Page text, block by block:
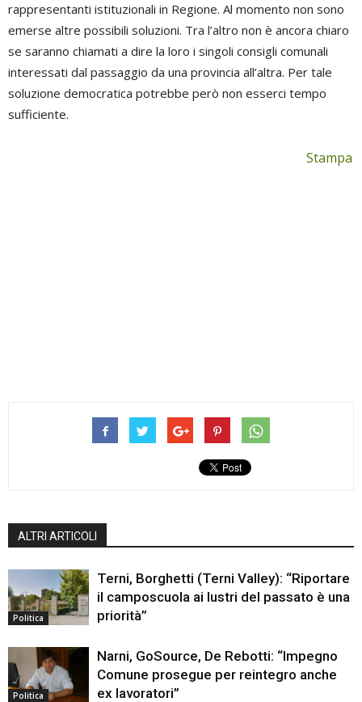
rappresentanti istituzionali in Regione. Al momento non sono
emerse altre possibili soluzioni. Tra l’altro non è ancora chiaro
se saranno chiamati a dire la loro i singoli consigli comunali
interessati dal passaggio da una provincia all’altra. Per tale
soluzione democratica potrebbe però non esserci tempo
sufficiente.
Stampa
ALTRI ARTICOLI
Politica
Terni, Borghetti (Terni Valley): “Riportare
il camposcuola ai lustri del passato è una
priorità”
Politica
Narni, GoSource, De Rebotti: “Impegno
Comune prosegue per reintegro anche
ex lavoratori”